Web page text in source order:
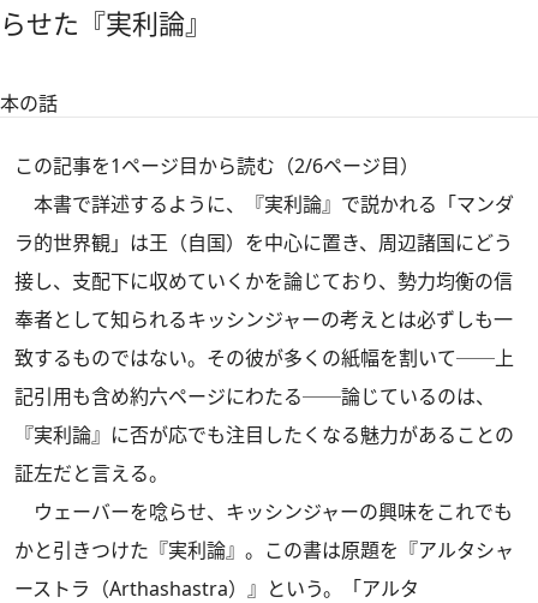
らせた『実利論』
本の話
この記事を1ページ目から読む（2/6ページ目）
本書で詳述するように、『実利論』で説かれる「マンダ
ラ的世界観」は王（自国）を中心に置き、周辺諸国にどう
接し、支配下に収めていくかを論じており、勢力均衡の信
奉者として知られるキッシンジャーの考えとは必ずしも一
致するものではない。その彼が多くの紙幅を割いて──上
記引用も含め約六ページにわたる──論じているのは、
『実利論』に否が応でも注目したくなる魅力があることの
証左だと言える。
ウェーバーを唸らせ、キッシンジャーの興味をこれでも
かと引きつけた『実利論』。この書は原題を『アルタシャ
ーストラ（Arthashastra）』という。「アルタ